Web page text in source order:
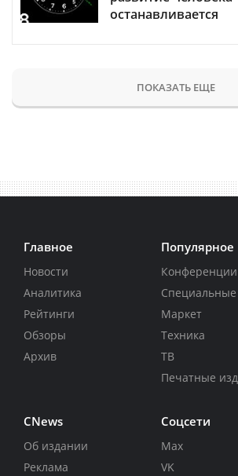
останавливается
ПОКАЗАТЬ ЕЩЕ
Главное
Новости
Аналитика
Рейтинги
Обзоры
Архив
Популярное
Конференции
Маркет
Техника
ТВ
Печатные
CNews
Об издании
Реклама
Соцсети
Max
VK